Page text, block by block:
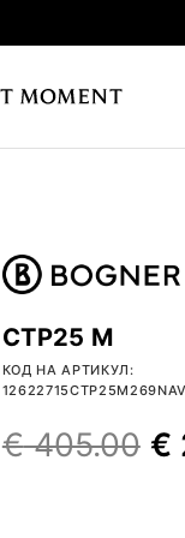
CTP25 M
КОД НА АРТИКУЛ:
€405.00 €